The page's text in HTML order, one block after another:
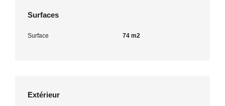
Surfaces
Surface 74 m2
Extérieur